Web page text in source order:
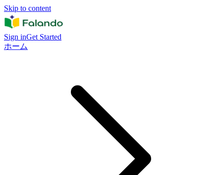
Skip to content
Sign inGet Started
ホーム